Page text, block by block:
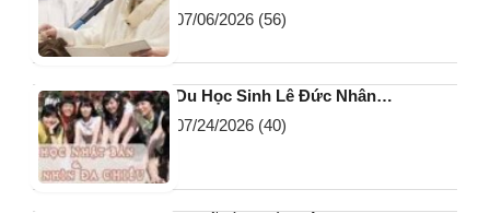
07/06/2026 (56)
Du Học Sinh Lê Đức Nhân…
07/24/2026 (40)